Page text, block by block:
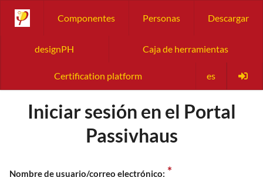
Componentes Personas Descargar
designPH Caja de herramientas
Certification platform es
Iniciar sesión en el Portal
Passivhaus
Nombre de usuario/correo electrónico: